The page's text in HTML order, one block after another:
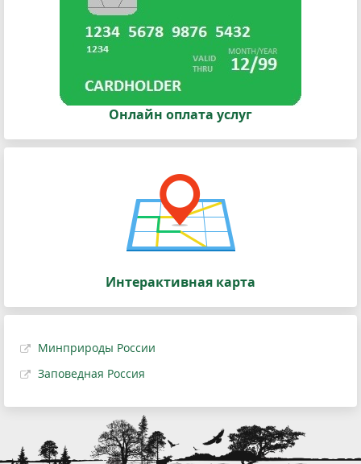
Онлайн оплата услуг
Интерактивная карта
Минприроды России
Заповедная Россия